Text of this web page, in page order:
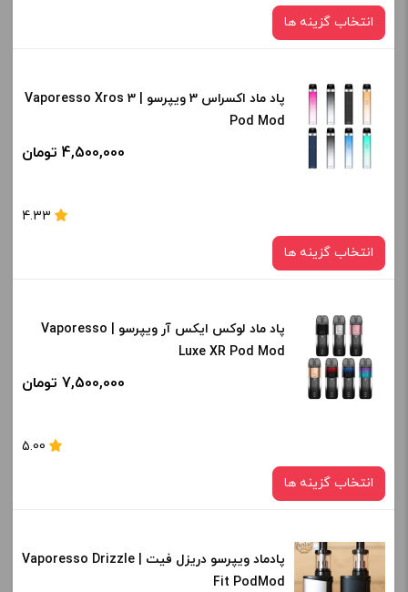
انتخاب گزینه ها
رنگ:
space gray
+
کپی
پاد ماد اکسراس 3 ویپرسو | Vaporesso Xros 3
Pod Mod
4,500,000 تومان
4.33
انتخاب گزینه ها
رنگ:
Ice Silver
+
پاد ماد لوکس ایکس آر ویپرسو | Vaporesso
Luxe XR Pod Mod
7,500,000 تومان
5.00
انتخاب گزینه ها
رنگ:
پادماد ویپرسو دریزل فیت | Vaporesso Drizzle
Fit PodMod